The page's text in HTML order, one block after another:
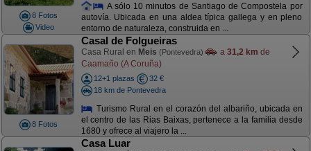
8 Fotos
Video
A sólo 10 minutos de Santiago de Compostela por
autovía. Ubicada en una aldea típica gallega y en pleno
entorno de naturaleza, construida en ...
8 Fotos
Casal de Folgueiras
Casa Rural en Meis (Pontevedra) a 31,2 km de
Caamaño (A Coruña)
12+1 plazas
32 €
18 km de Pontevedra
Turismo Rural en el corazón del albariño, ubicada en
el centro de las Rias Baixas, pertenece a la familia desde
1680 y ofrece al viajero la ...
Casa Luar